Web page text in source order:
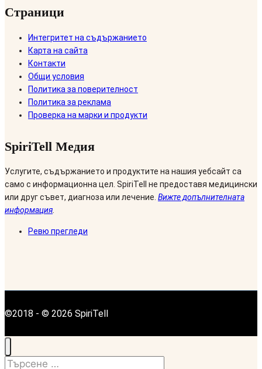
Страници
Интегритет на съдържанието
Карта на сайта
Контакти
Общи условия
Политика за поверителност
Политика за реклама
Проверка на марки и продукти
SpiriTell Медия
Услугите, съдържанието и продуктите на нашия уебсайт са
само с информационна цел. SpiriTell не предоставя медицински
или друг съвет, диагноза или лечение. Вижте допълнителната
информация
Ревю прегледи
©2018 - © 2026 SpiriTell
Търсене